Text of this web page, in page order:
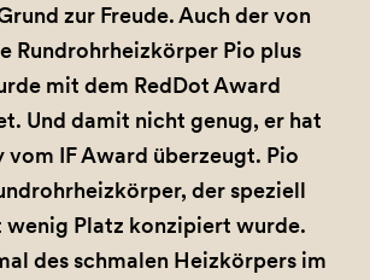
zur Freude. Auch der von
Rundrohrheizkörper Pio plus
mit dem RedDot Award
Und damit nicht genug, er hat
vom IF Award überzeugt. Pio
der speziell
wenig Platz konzipiert wurde.
des schmalen Heizkörpers im